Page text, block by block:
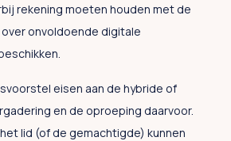
rekening moeten houden met de
onvoldoende digitale
eisen aan de hybride of
en de oproeping daarvoor.
lid (of de gemachtigde) kunnen